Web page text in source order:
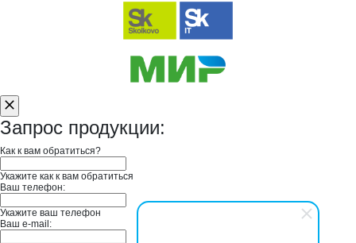
Запрос продукции:
Как к вам обратиться?
Укажите как к вам обратиться
Ваш телефон:
Укажите ваш телефон
Ваш e-mail: